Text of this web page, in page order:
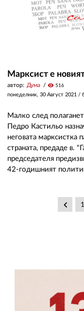
Марксист е
автор: Дума visibility 516
понеделник, 30 Август 2021 /
Малко след
Педро Кастильо
неговата марксистка
страната, предаде в.
председателя
42-годишният
keyboard_arrow_left 1